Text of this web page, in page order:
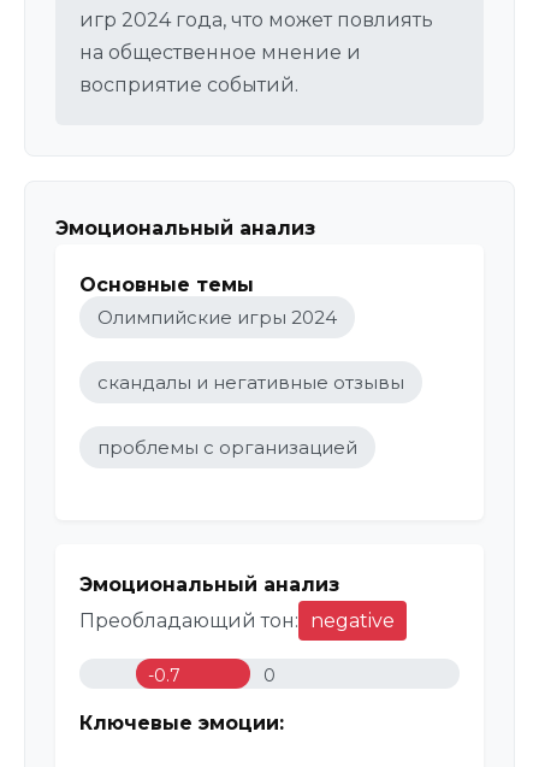
игр 2024 года, что может повлиять
на общественное мнение и
восприятие событий.
Эмоциональный анализ
Основные темы
Олимпийские игры 2024
скандалы и негативные отзывы
проблемы с организацией
Эмоциональный анализ
Преобладающий тон:
negative
0
-0.7
Ключевые эмоции: